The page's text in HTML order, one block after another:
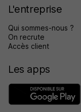
L'entreprise
Qui sommes-nous ?
On recrute
Accès client
Les apps